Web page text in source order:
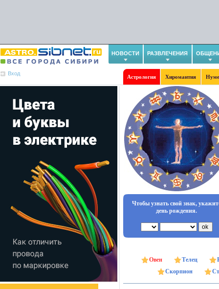
НОВОСТИ РАЗВЛЕЧЕНИЯ
Вход
Астрология Хиромантия
Чтобы узнать свой знак,
день рождения.
Овен Телец
Скорпион